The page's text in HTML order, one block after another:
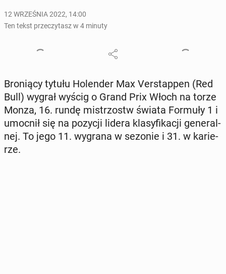
12 WRZEŚNIA 2022, 14:00
Ten tekst przeczytasz w 4 minuty
Bro­nią­cy tytułu Ho­len­der Max Ver­stap­pen (Red
Bull) wygrał wyścig o Grand Prix Włoch na torze
Monza, 16. rundę mi­strzostw świata Formuły 1 i
umocnił się na pozycji lidera kla­sy­fi­ka­cji ge­ne­ral­
nej. To jego 11. wygrana w sezonie i 31. w ka­rie­
rze.